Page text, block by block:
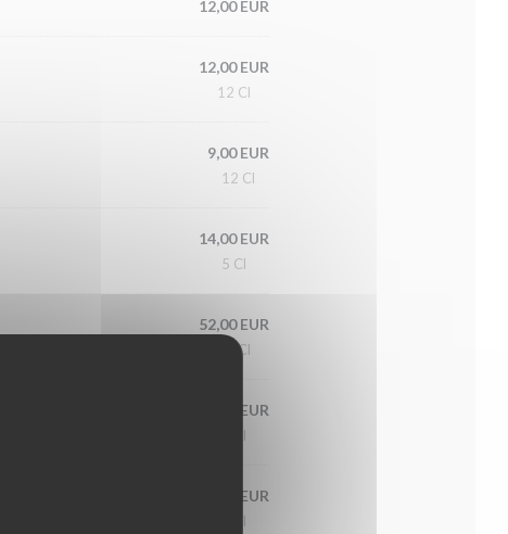
12,00 EUR
12,00 EUR
12 Cl
9,00 EUR
12 Cl
14,00 EUR
5 Cl
52,00 EUR
75 Cl
14,00 EUR
5 Cl
12,00 EUR
5 Cl